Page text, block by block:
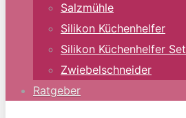
Salzmühle
Silikon Küchenhelfer
Silikon Küchenhelfer Set
Zwiebelschneider
Ratgeber